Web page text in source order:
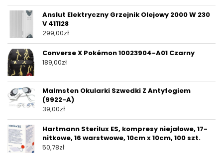
Anslut Elektryczny Grzejnik Olejowy 2000 W 230
V 411128
299,00zł
Converse X Pokémon 10023904-A01 Czarny
189,00zł
Malmsten Okularki Szwedki Z Antyfogiem
(9922-A)
39,00zł
Hartmann Sterilux ES, kompresy niejałowe, 17-
nitkowe, 16 warstwowe, 10cm x 10cm, 100 szt.
50,78zł